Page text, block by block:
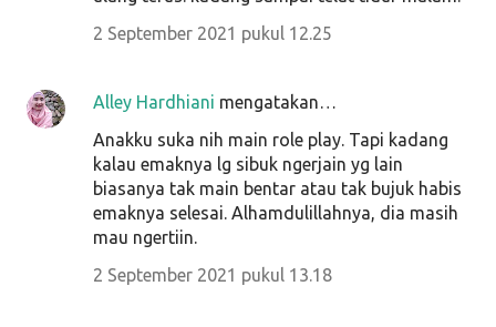
2 September 2021 pukul 12.25
Alley Hardhiani mengatakan…
Anakku suka nih main role play. Tapi kadang
kalau emaknya lg sibuk ngerjain yg lain
biasanya tak main bentar atau tak bujuk habis
emaknya selesai. Alhamdulillahnya, dia masih
mau ngertiin.
2 September 2021 pukul 13.18